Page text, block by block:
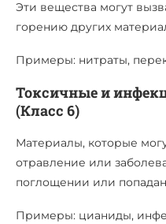
Эти вещества могут
горению других
Примеры: нитраты,
Токсичные и
(Класс 6)
Материалы, которые
отравление или
поглощении или
Примеры: цианиды,